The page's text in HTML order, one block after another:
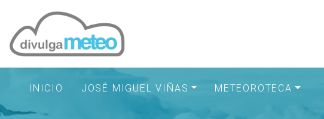
INICIO JOSÉ MIGUEL VIÑAS METEOROTECA